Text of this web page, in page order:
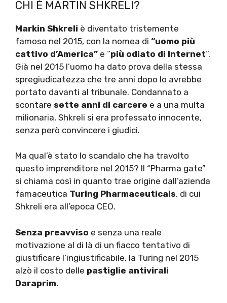
CHI È MARTIN SHKRELI?
Markin Shkreli è diventato tristemente
famoso nel 2015, con la nomea di “uomo più
cattivo d’America” e “più odiato di Internet“.
Già nel 2015 l’uomo ha dato prova della stessa
spregiudicatezza che tre anni dopo lo avrebbe
portato davanti al tribunale. Condannato a
scontare sette anni di carcere e a una multa
milionaria, Shkreli si era professato innocente,
senza però convincere i giudici.
Ma qual’è stato lo scandalo che ha travolto
questo imprenditore nel 2015? Il “Pharma gate”
si chiama così in quanto trae origine dall’azienda
famaceutica Turing Pharmaceuticals, di cui
Shkreli era all’epoca CEO.
Senza preavviso e senza una reale
motivazione al di là di un fiacco tentativo di
giustificare l’ingiustificabile, la Turing nel 2015
alzò il costo delle pastiglie antivirali
Daraprim.